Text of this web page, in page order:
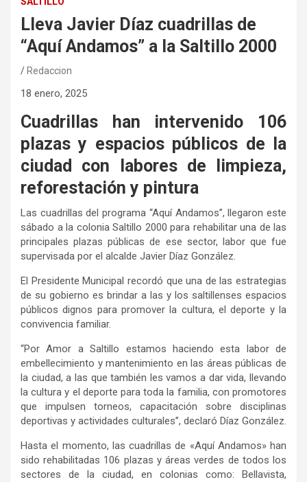
Lleva Javier Díaz cuadrillas de
“Aquí Andamos” a la Saltillo 2000
Redaccion
18 enero, 2025
Cuadrillas han intervenido 106
plazas y espacios públicos de la
ciudad con labores de limpieza,
reforestación y pintura
Las cuadrillas del programa “Aquí Andamos”, llegaron este
sábado a la colonia Saltillo 2000 para rehabilitar una de las
principales plazas públicas de ese sector, labor que fue
supervisada por el alcalde Javier Díaz González.
El Presidente Municipal recordó que una de las estrategias
de su gobierno es brindar a las y los saltillenses espacios
públicos dignos para promover la cultura, el deporte y la
convivencia familiar.
“Por Amor a Saltillo estamos haciendo esta labor de
embellecimiento y mantenimiento en las áreas públicas de
la ciudad, a las que también les vamos a dar vida, llevando
la cultura y el deporte para toda la familia, con promotores
que impulsen torneos, capacitación sobre disciplinas
deportivas y actividades culturales”, declaró Díaz González.
Hasta el momento, las cuadrillas de «Aquí Andamos» han
sido rehabilitadas 106 plazas y áreas verdes de todos los
sectores de la ciudad, en colonias como: Bellavista,